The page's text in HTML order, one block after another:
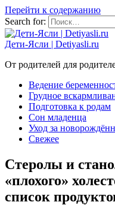
Перейти к содержанию
Search for:
Дети-Ясли | Detiyasli.ru
От родителей для
Ведение
Грудное
Подготовка к родам
Сон младенца
Уход за
Свежее
Стеролы и
«плохого»
список